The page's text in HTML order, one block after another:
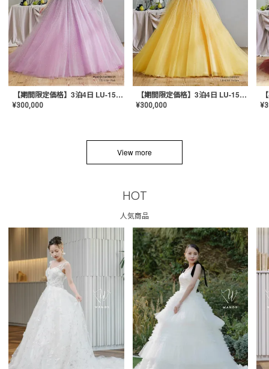
【期間限定価格】3泊4日 LU-1501(Pink)
¥300,000
【期間限定価格】3泊4日 LU-1501(Yellow)
¥300,000 ¥
View more
HOT
人気商品